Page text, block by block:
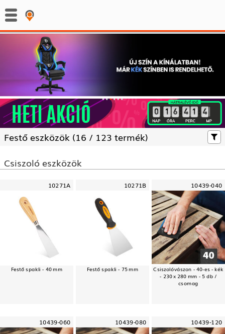
: :
Festő eszközök (16 / 123 termék)
Csiszoló eszközök
10271A
Festő spakli - 40 mm
10271B
Festő spakli - 75 mm
10439-040
Csiszolóvászon - 40-es - kék
- 230 x 280 mm - 5 db /
csomag
10439-060 10439-080 10439-120